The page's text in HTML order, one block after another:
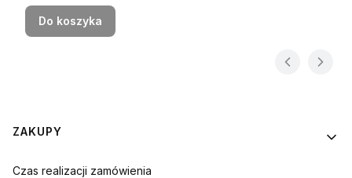
Do koszyka
Linki w stopce
ZAKUPY
Czas realizacji zamówienia